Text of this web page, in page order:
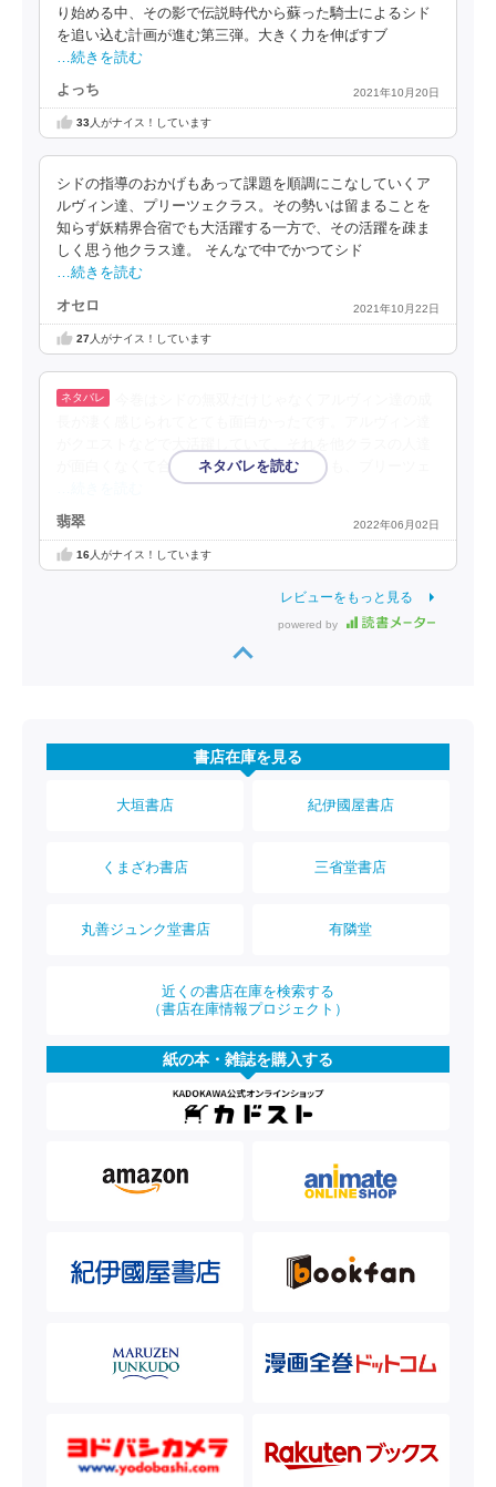
り始める中、その影で伝説時代から蘇った騎士によるシド
を追い込む計画が進む第三弾。大きく力を伸ばすブ
…続きを読む
よっち 2021年10月20日
33人がナイス！しています
シドの指導のおかげもあって課題を順調にこなしていくア
ルヴィン達、プリーツェクラス。その勢いは留まることを
知らず妖精界合宿でも大活躍する一方で、その活躍を疎ま
しく思う他クラス達。 そんなで中でかつてシド
…続きを読む
オセロ 2021年10月22日
27人がナイス！しています
が面白くなくて合同訓練で嫌がらせをするも、ブリーツェ
翡翠 2022年06月02日
16人がナイス！しています
レビューをもっと見る
powered by
書店在庫を見る
大垣書店 紀伊國屋書店
くまざわ書店 三省堂書店
丸善ジュンク堂書店 有隣堂
近くの書店在庫を検索する
（書店在庫情報プロジェクト）
紙の本・雑誌を購入する